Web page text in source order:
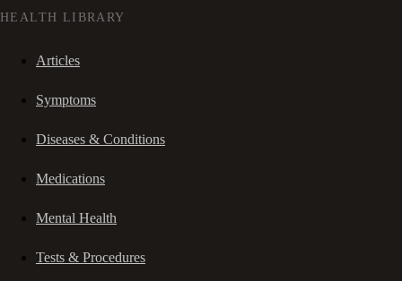
HEALTH LIBRARY
Articles
Symptoms
Diseases & Conditions
Medications
Mental Health
Tests & Procedures